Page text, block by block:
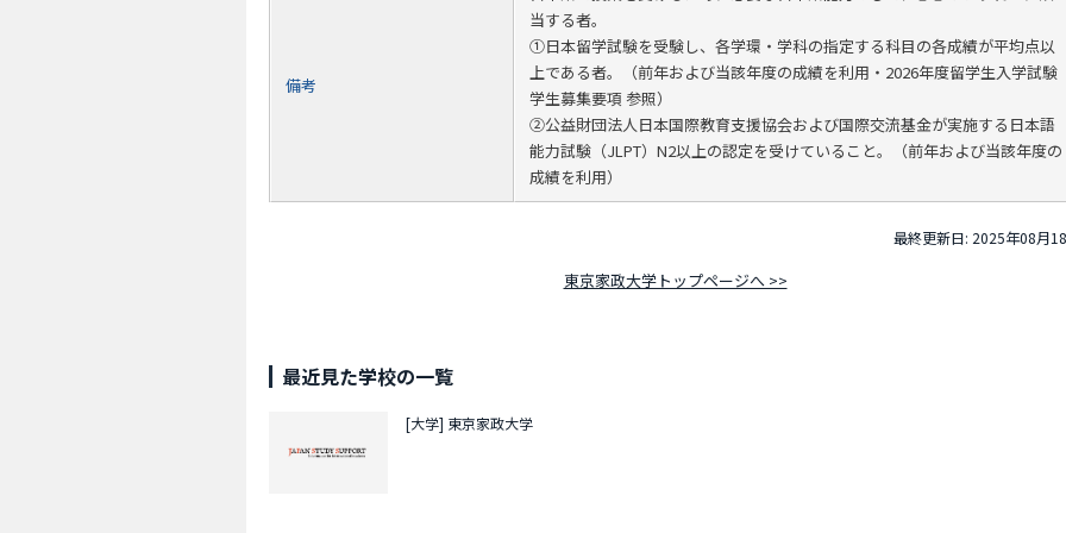
備考
当する者。
①日本留学試験を受験し、各学環・学科の指定する科目の各成績が平均点以
上である者。（前年および当該年度の成績を利用・2026年度留学生入学試験
学生募集要項 参照）
②公益財団法人日本国際教育支援協会および国際交流基金が実施する日本語
能力試験（JLPT）N2以上の認定を受けていること。（前年および当該年度の
成績を利用）
最終更新日: 2025年08月
東京家政大学トップページへ >>
最近見た学校の一覧
[大学] 東京家政大学